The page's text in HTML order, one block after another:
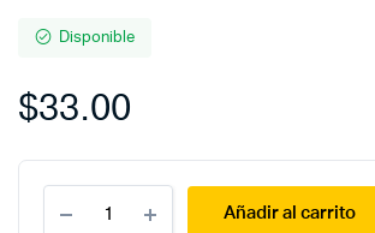
Disponible
$33.00
Añadir al carrito